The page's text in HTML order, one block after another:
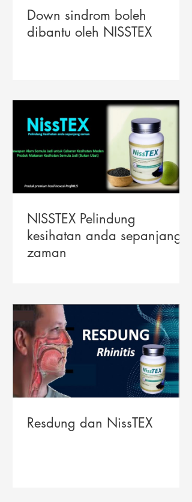
Down sindrom boleh
dibantu oleh NISSTEX
NISSTEX Pelindung
kesihatan anda sepanjang
zaman
Resdung dan NissTEX